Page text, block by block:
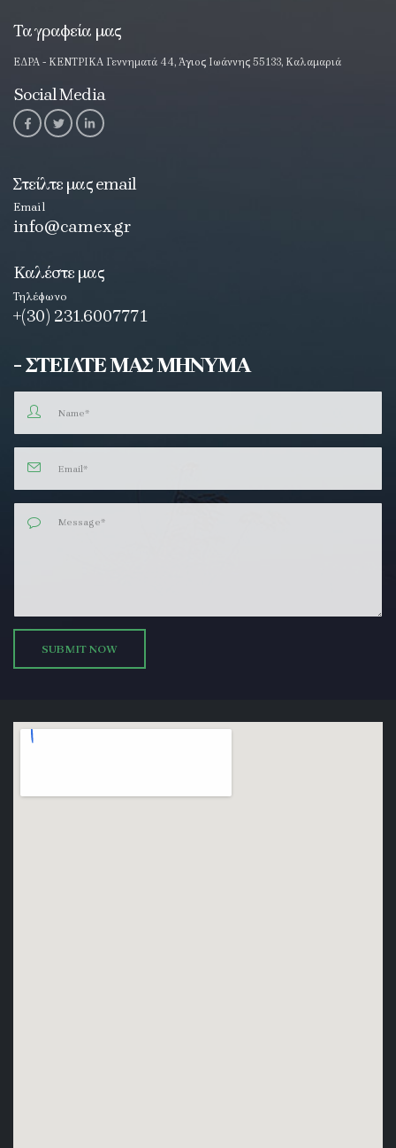
Τα γραφεία μας
ΕΔΡΑ - ΚΕΝΤΡΙΚΑ Γεννηματά 44, Άγιος Ιωάννης 55133, Καλαμαριά
Social Media
Στείλτε μας email
Email
info@camex.gr
Καλέστε μας
Τηλέφωνο
+(30) 231.6007771
- ΣΤΕΙΛΤΕ ΜΑΣ ΜΗΝΥΜΑ